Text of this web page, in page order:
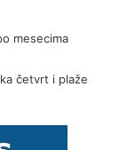
mesecima
četvrt i plaže